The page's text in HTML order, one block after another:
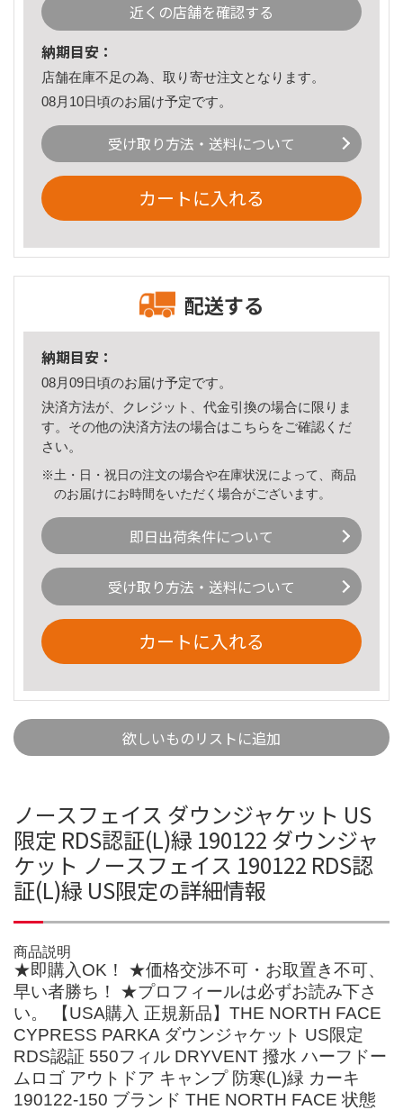
近くの店舗を確認する
納期目安：
店舗在庫不足の為、取り寄せ注文となります。
08月10日頃のお届け予定です。
受け取り方法・送料について
カートに入れる
配送する
納期目安：
08月09日頃のお届け予定です。
決済方法が、クレジット、代金引換の場合に限りま
す。その他の決済方法の場合はこちら をご確認くだ
さい。
※土・日・祝日の注文の場合や在庫状況によって、商品
のお届けにお時間をいただく場合がございます。
即日出荷条件について
受け取り方法・送料について
カートに入れる
欲しいものリストに追加
ノースフェイス ダウンジャケット US
限定 RDS認証(L)緑 190122 ダウンジャ
ケット ノースフェイス 190122 RDS認
証(L)緑 US限定の詳細情報
商品説明
★即購入OK！ ★価格交渉不可・お取置き不可、
早い者勝ち！ ★プロフィールは必ずお読み下さ
い。 【USA購入 正規新品】THE NORTH FACE
CYPRESS PARKA ダウンジャケット US限定
RDS認証 550フィル DRYVENT 撥水 ハーフドー
ムロゴ アウトドア キャンプ 防寒(L)緑 カーキ
190122-150 ブランド THE NORTH FACE 状態